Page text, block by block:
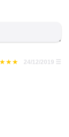
24/12/2019 ☰